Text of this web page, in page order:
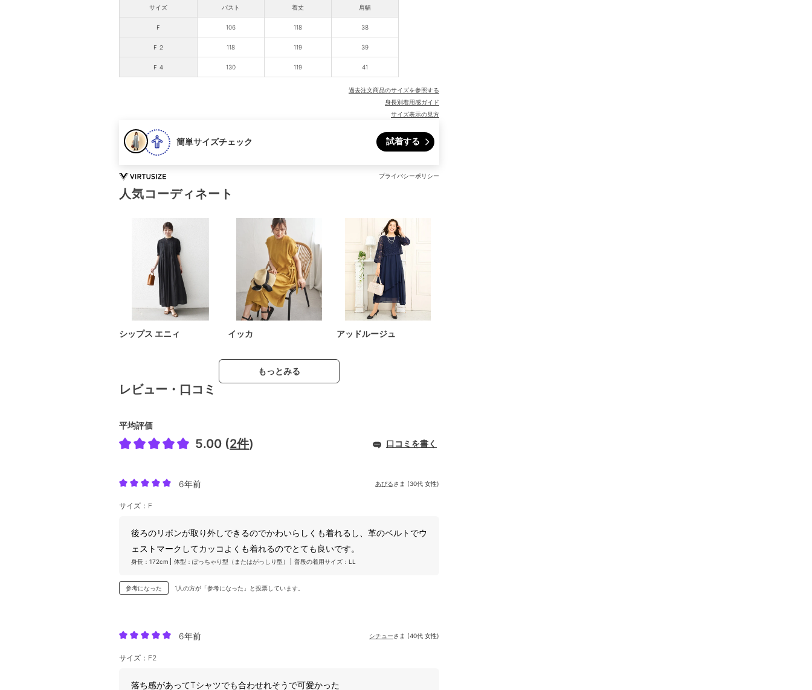
サイズ
Ｆ
Ｆ２
Ｆ４
バスト 着丈 肩幅
106 118 38
118 119 39
130 119 41
過去注文商品のサイズを参照する
身長別着用感ガイド
サイズ表示の見方
簡単サイズチェック 試着する
プライバシーポリシー
人気コーディネート
シップス エニィ イッカ アッドルージュ
もっとみる
レビュー・口コミ
平均評価
5.00 (2件) 口コミを書く
6年前 あぴるさま (30代 女性)
サイズ：F
後ろのリボンが取り外しできるのでかわいらしくも着れるし、革のベルトでウ
ェストマークしてカッコよくも着れるのでとても良いです。
身長：172cm 体型：ぽっちゃり型（またはがっしり型） 普段の着用サイズ：LL
参考になった 1人の方が「参考になった」と投票しています。
6年前 シチューさま (40代 女性)
サイズ：F2
落ち感があってTシャツでも合わせれそうで可愛かった